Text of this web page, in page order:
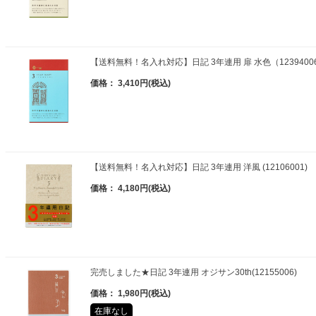
【送料無料！名入れ対応】日記 3年連用 扉 水色（
価格： 3,410円(税込)
【送料無料！名入れ対応】日記 3年連用 洋風 (12106001)
価格： 4,180円(税込)
完売しました★日記 3年連用 オジサン30th(12155006)
価格： 1,980円(税込)
在庫なし